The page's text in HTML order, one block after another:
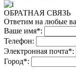
ОБРАТНАЯ СВЯЗЬ
Ответим на любые
Ваше имя*:
Телефон:
Электронная почта*:
Город*: